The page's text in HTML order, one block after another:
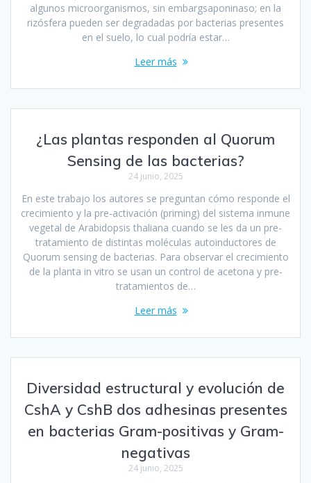
algunos microorganismos, sin embargsaponinaso; en la
rizósfera pueden ser degradadas por bacterias presentes
en el suelo, lo cual podría estar…
Leer más
¿Las plantas responden al Quorum
Sensing de las bacterias?
24 junio, 2025
En este trabajo los autores se preguntan cómo responde el
crecimiento y la pre-activación (priming) del sistema inmune
vegetal de Arabidopsis thaliana cuando se les da un pre-
tratamiento de distintas moléculas autoinductores de
Quorum sensing de bacterias. Para observar el crecimiento
de la planta in vitro se usan un control de acetona y pre-
tratamientos de…
Leer más
Diversidad estructural y evolución de
CshA y CshB dos adhesinas presentes
en bacterias Gram-positivas y Gram-
negativas
24 junio, 2025